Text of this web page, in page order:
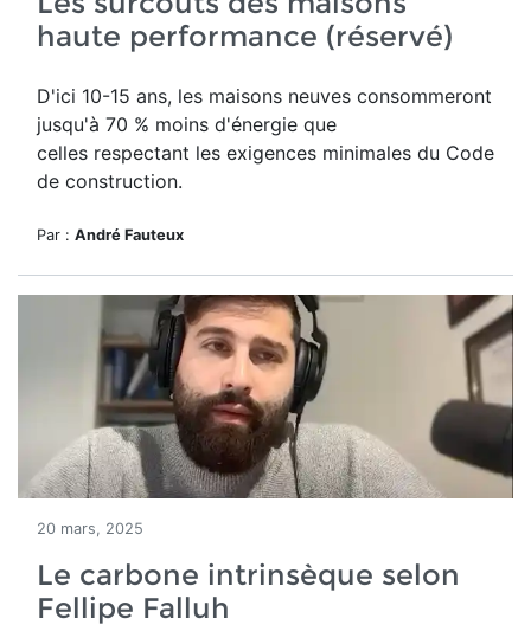
haute performance (réservé)
D'ici 10-15 ans, les maisons neuves consommeront
jusqu'à 70 % moins d'énergie que
celles respectant les exigences minimales du Code
de construction.
Par : André Fauteux
20 mars, 2025
Le carbone intrinsèque selon
Fellipe Falluh